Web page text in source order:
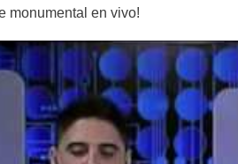
monumental en vivo!